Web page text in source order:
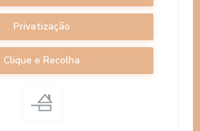
Privatização
Clique e Recolha